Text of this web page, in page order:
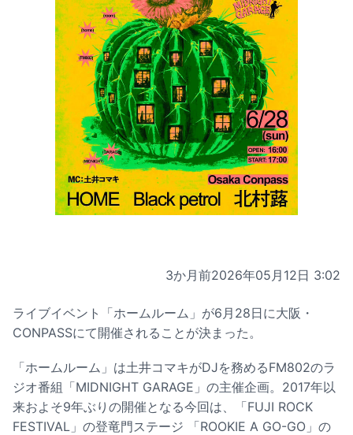
3か月前2026年05月12日 3:02
ライブイベント「ホームルーム」が6月28日に大阪・
CONPASSにて開催されることが決まった。
「ホームルーム」は土井コマキがDJを務めるFM802のラ
ジオ番組「MIDNIGHT GARAGE」の主催企画。2017年以
来およそ9年ぶりの開催となる今回は、「FUJI ROCK
FESTIVAL」の登竜門ステージ 「ROOKIE A GO-GO」の